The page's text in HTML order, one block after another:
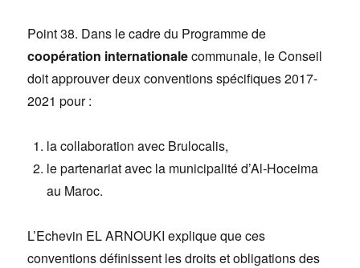
Point 38. Dans le cadre du Programme de
coopération internationalecommunale, le Conseil
doit approuver deux conventions spécifiques 2017-
2021 pour :
la collaboration avec Brulocalis,
le partenariat avec la municipalité d’Al-Hoceima
au Maroc.
L’Echevin EL ARNOUKI explique que ces
conventions définissent les droits et obligations des